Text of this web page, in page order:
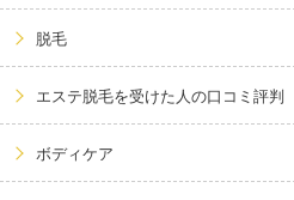
脱毛
エステ脱毛を受けた人の口コミ評判
ボディケア